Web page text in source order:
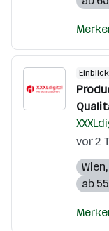
vor 2
Wien,
ab